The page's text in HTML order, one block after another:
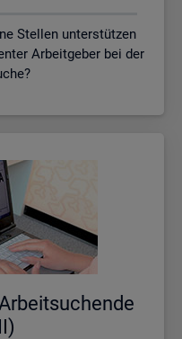
Stellen unterstützen
Arbeitgeber bei der